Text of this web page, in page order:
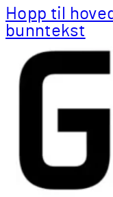
Hopp til
bunntekst